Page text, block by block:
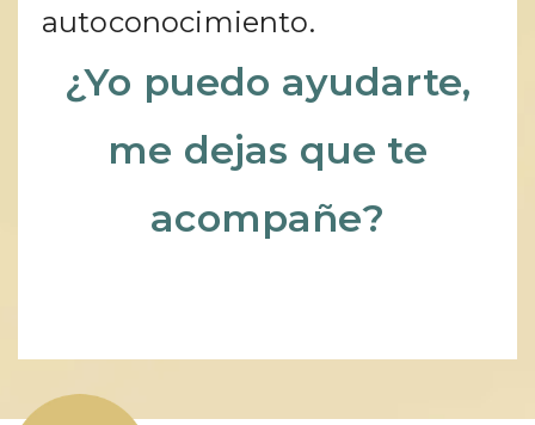
autoconocimiento.
¿Yo puedo ayudarte,
me dejas que te
acompañe?